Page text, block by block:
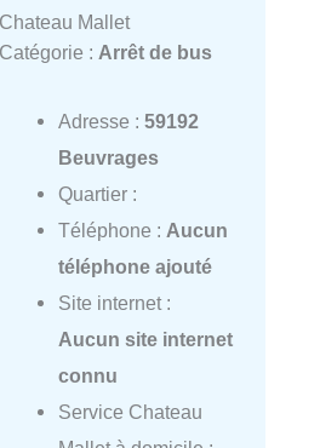
Chateau Mallet
Catégorie : Arrêt de bus
Adresse : 59192
Beuvrages
Quartier :
Téléphone : Aucun
téléphone ajouté
Site internet :
Aucun site internet
connu
Service Chateau